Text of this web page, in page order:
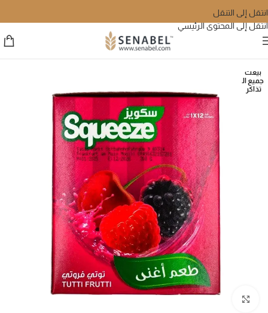
انتقل إلى التنقل
انتقل إلى المحتوى الرئيسي
بيعت
جميع ال
تذاكر